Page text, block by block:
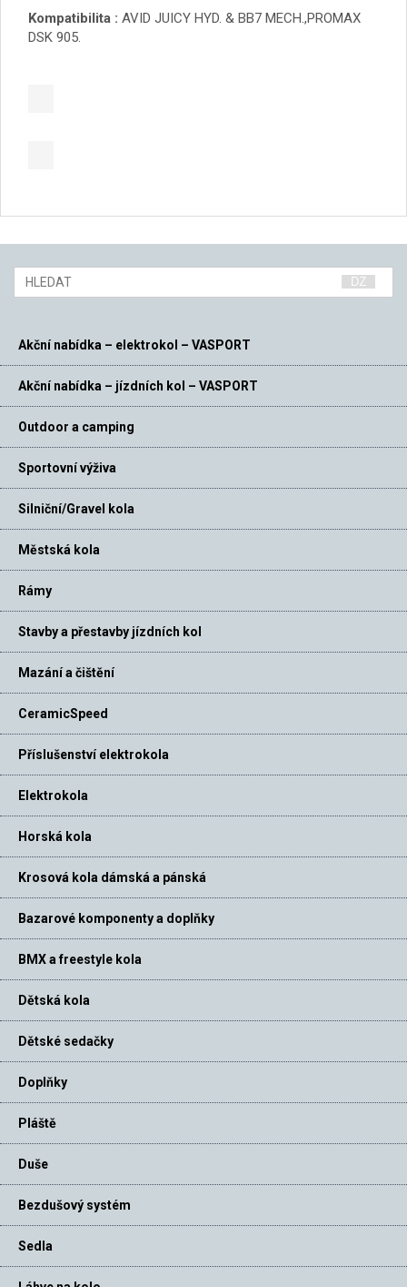
Kompatibilita : AVID JUICY HYD. & BB7 MECH.,PROMAX
DSK 905.
Akční nabídka – elektrokol – VASPORT
Akční nabídka – jízdních kol – VASPORT
Outdoor a camping
Sportovní výživa
Silniční/Gravel kola
Městská kola
Rámy
Stavby a přestavby jízdních kol
Mazání a čištění
CeramicSpeed
Příslušenství elektrokola
Elektrokola
Horská kola
Krosová kola dámská a pánská
Bazarové komponenty a doplňky
BMX a freestyle kola
Dětská kola
Dětské sedačky
Doplňky
Pláště
Duše
Bezdušový systém
Sedla